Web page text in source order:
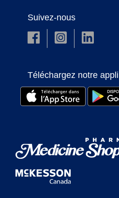
Suivez-nous
Téléchargez notre appli